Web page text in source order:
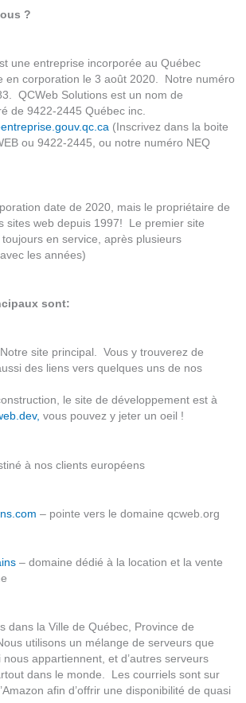
?
une entreprise incorporée au Québec
en corporation le 3 août 2020. Notre numéro
QCWeb Solutions est un nom de
de 9422-2445 Québec inc.
(Inscrivez dans la boite
ou 9422-2445, ou notre numéro NEQ
date de 2020, mais le propriétaire de
sites web depuis 1997! Le premier site
toujours en service, après plusieurs
les années)
sont:
site principal. Vous y trouverez de
des liens vers quelques uns de nos
le site de développement est à
vous pouvez y jeter un oeil !
à nos clients européens
– pointe vers le domaine qcweb.org
– domaine dédié à la location et la vente
dans la Ville de Québec, Province de
utilisons un mélange de serveurs que
appartiennent, et d’autres serveurs
dans le monde. Les courriels sont sur
afin d’offrir une disponibilité de quasi